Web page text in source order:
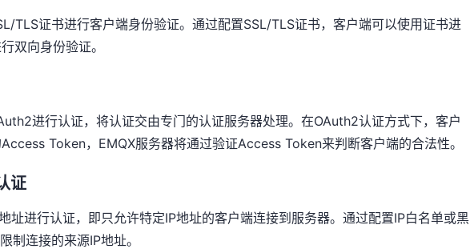
TLS证书进行客户端身份验证。通过配置SSL/TLS证书，客户端可以使用证书进
双向身份验证。
进行认证，将认证交由专门的认证服务器处理。在OAuth2认证方式下，客户
Token，EMQX服务器将通过验证Access Token来判断客户端的合法性。
证
址进行认证，即只允许特定IP地址的客户端连接到服务器。通过配置IP白名单或黑
制连接的来源IP地址。